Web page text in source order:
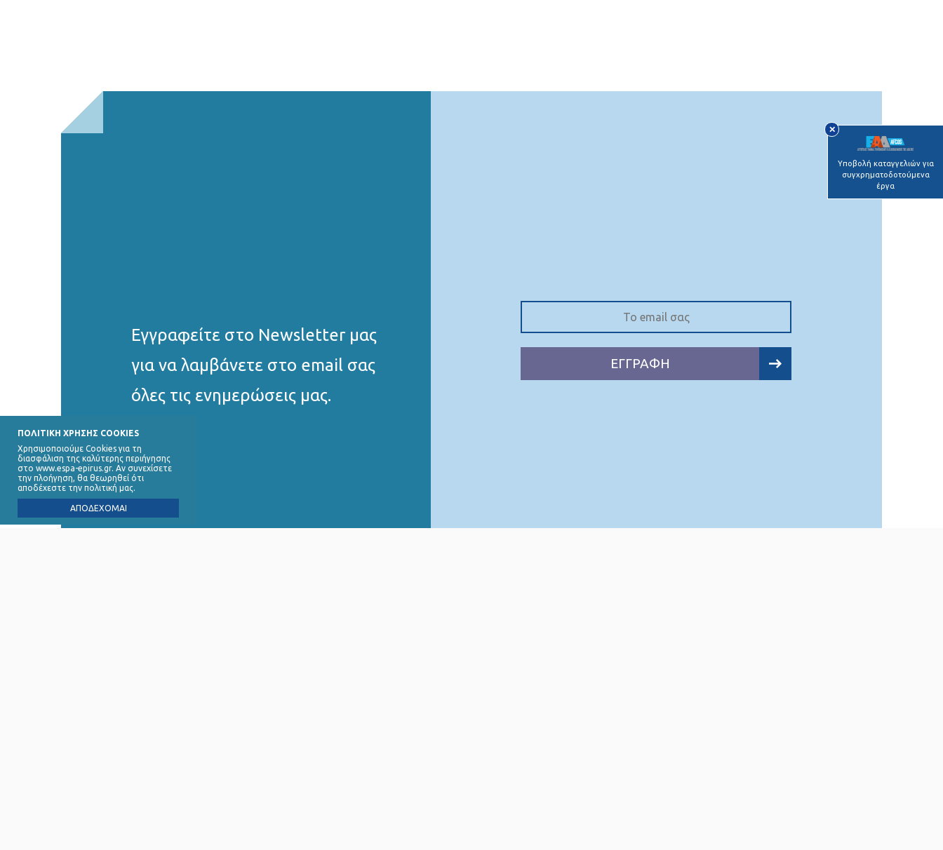
ΠΟΛΙΤΙΚΗ ΧΡΗΣΗΣ COOKIES
Χρησιμοποιούμε Cookies για τη
διασφάλιση της καλύτερης περιήγησης
στο www.espa-epirus.gr. Αν συνεχίσετε
την πλοήγηση, θα θεωρηθεί ότι
αποδέχεστε την πολιτική μας.
ΑΠΟΔΕΧΟΜΑΙ
✕
Υποβολή καταγγελιών για
συγχρηματοδοτούμενα
έργα
Εγγραφείτε στο Νewsletter μας
για να λαμβάνετε στο email σας
όλες τις ενημερώσεις μας.
ΕΓΓΡΑΦΗ